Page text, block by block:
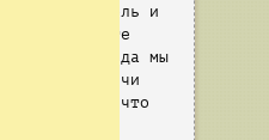
место вдоль и
руки, когда мы
а то и тысячи
как нечто